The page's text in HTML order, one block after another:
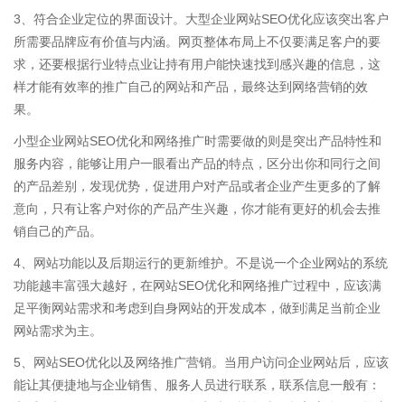
3、符合企业定位的界面设计。大型企业网站SEO优化应该突出客户
所需要品牌应有价值与内涵。网页整体布局上不仅要满足客户的要
求，还要根据行业特点业让持有用户能快速找到感兴趣的信息，这
样才能有效率的推广自己的网站和产品，最终达到网络营销的效
果。
小型企业网站SEO优化和网络推广时需要做的则是突出产品特性和
服务内容，能够让用户一眼看出产品的特点，区分出你和同行之间
的产品差别，发现优势，促进用户对产品或者企业产生更多的了解
意向，只有让客户对你的产品产生兴趣，你才能有更好的机会去推
销自己的产品。
4、网站功能以及后期运行的更新维护。不是说一个企业网站的系统
功能越丰富强大越好，在网站SEO优化和网络推广过程中，应该满
足平衡网站需求和考虑到自身网站的开发成本，做到满足当前企业
网站需求为主。
5、网站SEO优化以及网络推广营销。当用户访问企业网站后，应该
能让其便捷地与企业销售、服务人员进行联系，联系信息一般有：